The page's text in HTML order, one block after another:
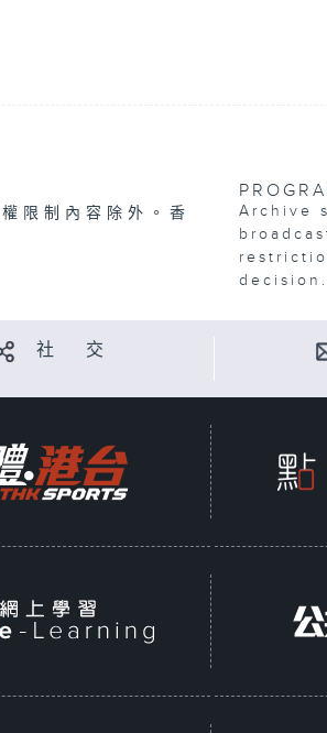
限制內容除外。香
Archive
decision.
社 交